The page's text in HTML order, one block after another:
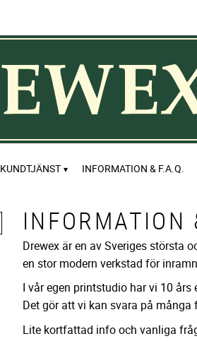
KUNDTJÄNST INFORMATION & F.A.Q.
INFORMATION
Drewex är en av Sveriges största
en stor modern verkstad för
I vår egen printstudio har vi 10
Det gör att vi kan svara på
Lite kortfattad info och vanliga